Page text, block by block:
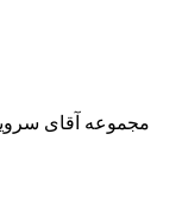
مجموعه آقای